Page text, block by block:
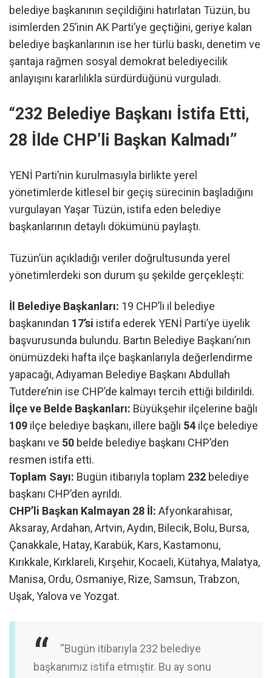
belediye başkanının seçildiğini hatırlatan Tüzün, bu
isimlerden 25’inin AK Parti’ye geçtiğini, geriye kalan
belediye başkanlarının ise her türlü baskı, denetim ve
şantaja rağmen sosyal demokrat belediyecilik
anlayışını kararlılıkla sürdürdüğünü vurguladı.
“232 Belediye Başkanı İstifa Etti,
28 İlde CHP’li Başkan Kalmadı”
YENİ Parti’nin kurulmasıyla birlikte yerel
yönetimlerde kitlesel bir geçiş sürecinin başladığını
vurgulayan Yaşar Tüzün, istifa eden belediye
başkanlarının detaylı dökümünü paylaştı.
Tüzün’ün açıkladığı veriler doğrultusunda yerel
yönetimlerdeki son durum şu şekilde gerçekleşti:
İl Belediye Başkanları: 19 CHP’li il belediye
başkanından 17’si istifa ederek YENİ Parti’ye üyelik
başvurusunda bulundu. Bartın Belediye Başkanı’nın
önümüzdeki hafta ilçe başkanlarıyla değerlendirme
yapacağı, Adıyaman Belediye Başkanı Abdullah
Tutdere’nin ise CHP’de kalmayı tercih ettiği bildirildi.
İlçe ve Belde Başkanları:
109 ilçe belediye başkanı, illere bağlı 54 ilçe belediye
başkanı ve 50 belde belediye başkanı CHP’den
resmen istifa etti.
Toplam Sayı: Bugün itibarıyla toplam 232 belediye
başkanı CHP’den ayrıldı.
CHP’li Başkan Kalmayan 28 İl: Afyonkarahisar,
Aksaray, Ardahan, Artvin, Aydın, Bilecik, Bolu, Bursa,
Çanakkale, Hatay, Karabük, Kars, Kastamonu,
Kırıkkale, Kırklareli, Kırşehir, Kocaeli, Kütahya, Malatya,
Manisa, Ordu, Osmaniye, Rize, Samsun, Trabzon,
Uşak, Yalova ve Yozgat.
“Bugün itibarıyla 232 belediye
başkanımız istifa etmiştir. Bu ay sonu